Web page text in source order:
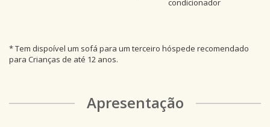
condicionador
* Tem dispoível um sofá para um terceiro hóspede recomendado
para Crianças de até 12 anos.
Apresentação